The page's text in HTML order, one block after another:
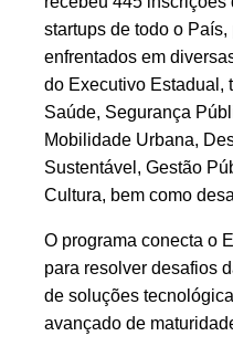
startups de todo o
enfrentados em
do Executivo Estadual,
Saúde, Segurança
Mobilidade Urbana,
Sustentável, Gestão
Cultura, bem como
O programa conecta o
para resolver desafios
de soluções
avançado de